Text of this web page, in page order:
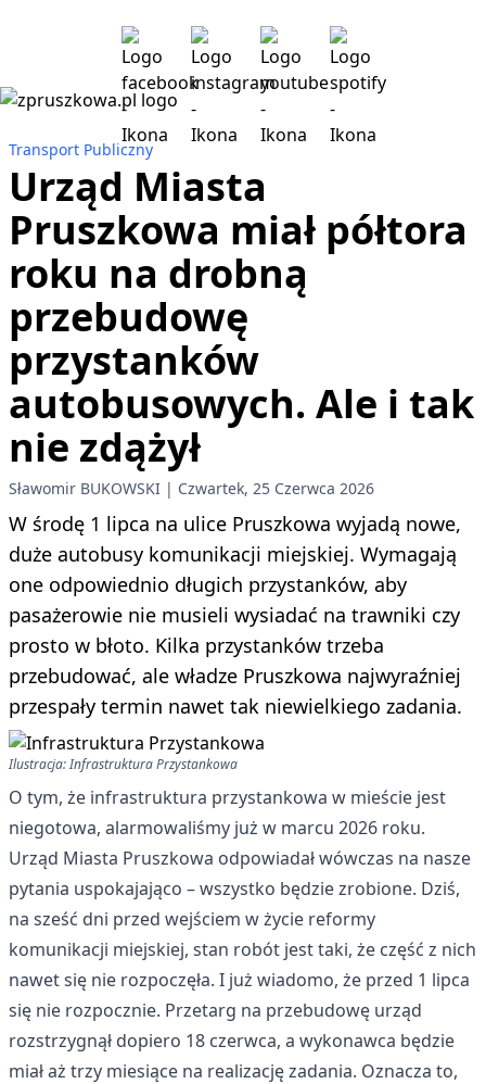
Transport Publiczny
Urząd Miasta
Pruszkowa miał półtora
roku na drobną
przebudowę
przystanków
autobusowych. Ale i tak
nie zdążył
Sławomir BUKOWSKI Czwartek, 25 Czerwca 2026
W środę 1 lipca na ulice Pruszkowa wyjadą nowe,
duże autobusy komunikacji miejskiej. Wymagają
one odpowiednio długich przystanków, aby
pasażerowie nie musieli wysiadać na trawniki czy
prosto w błoto. Kilka przystanków trzeba
przebudować, ale władze Pruszkowa najwyraźniej
przespały termin nawet tak niewielkiego zadania.
Ilustracja: Infrastruktura Przystankowa
O tym, że infrastruktura przystankowa w mieście jest
niegotowa, alarmowaliśmy już w marcu 2026 roku.
Urząd Miasta Pruszkowa odpowiadał wówczas na nasze
pytania uspokajająco – wszystko będzie zrobione. Dziś,
na sześć dni przed wejściem w życie reformy
komunikacji miejskiej, stan robót jest taki, że część z nich
nawet się nie rozpoczęła. I już wiadomo, że przed 1 lipca
się nie rozpocznie. Przetarg na przebudowę urząd
rozstrzygnął dopiero 18 czerwca, a wykonawca będzie
miał aż trzy miesiące na realizację zadania. Oznacza to,